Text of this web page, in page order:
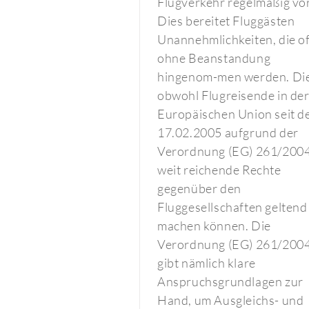
Dies bereitet Fluggästen
Unannehmlichkeiten, die
ohne Beanstandung
hingenom-men werden.
obwohl Flugreisende in der
Europäischen Union seit
17.02.2005 aufgrund der
Verordnung (EG) 261/
weit reichende Rechte
gegenüber den
Fluggesellschaften geltend
machen können. Die
Verordnung (EG) 261/
gibt nämlich klare
Anspruchsgrundlagen zur
Hand, um Ausgleichs- und